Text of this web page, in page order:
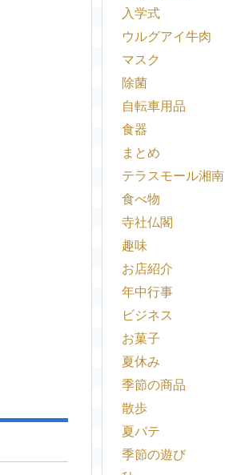
入学式
ウルグアイ牛肉
マスク
除菌
自転車用品
食器
まとめ
テラスモール湘南
食べ物
寺社仏閣
趣味
お店紹介
年中行事
ビジネス
お菓子
夏休み
季節の商品
散歩
夏バテ
季節の遊び